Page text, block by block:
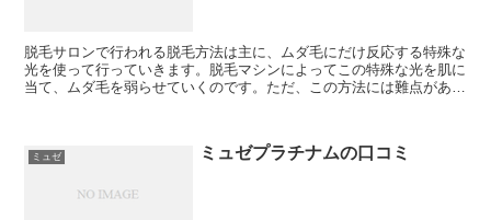
脱毛サロンで行われる脱毛方法は主に、ムダ毛にだけ反応する特殊な
光を使って行っていきます。脱毛マシンによってこの特殊な光を肌に
当て、ムダ毛を弱らせていくのです。ただ、この方法には難点があ
ミュゼ ミュゼプラチナムの口コミ